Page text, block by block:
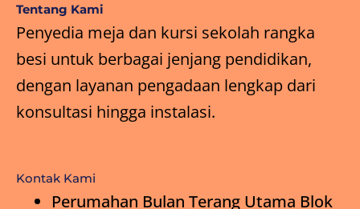
Tentang Kami
Penyedia meja dan kursi sekolah rangka
besi untuk berbagai jenjang pendidikan,
dengan layanan pengadaan lengkap dari
konsultasi hingga instalasi.
Kontak Kami
Perumahan Bulan Terang Utama Blok